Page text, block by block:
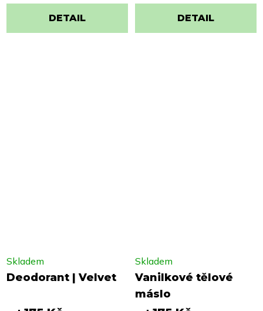
DETAIL DETAIL
Deodorant | Velvet
Skladem
Vanilkové tělové
máslo
Skladem